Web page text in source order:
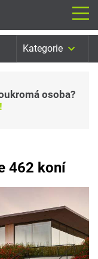
Kategorie
osoba?
462 koní